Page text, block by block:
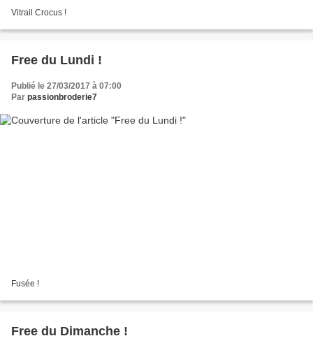
Vitrail Crocus !
Free du Lundi !
Publié le 27/03/2017 à 07:00
Par passionbroderie7
Fusée !
Free du Dimanche !